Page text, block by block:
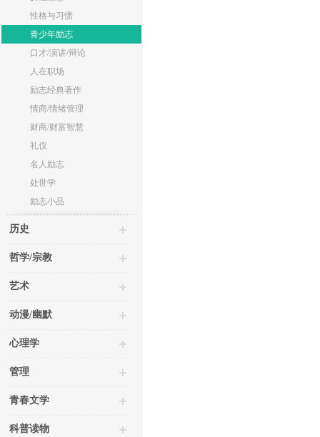
性格与习惯
青少年励志
口才/演讲/辩论
人在职场
励志经典著作
情商/情绪管理
财商/财富智慧
礼仪
名人励志
处世学
励志小品
历史
哲学/宗教
艺术
动漫/幽默
心理学
管理
青春文学
科普读物